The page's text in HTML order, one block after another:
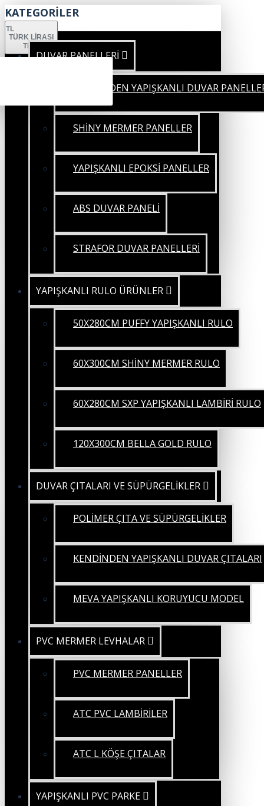
KATEGORİLER
TL
TÜRK LIRASI
TRY
DUVAR PANELLERİ
KENDİNDEN YAPIŞKANLI DUVAR
SHİNY MERMER PANELLER
YAPIŞKANLI EPOKSİ PANELLER
ABS DUVAR PANELİ
STRAFOR DUVAR PANELLERİ
YAPIŞKANLI RULO ÜRÜNLER
50X280CM PUFFY YAPIŞKANLI RULO
60X300CM SHİNY MERMER RULO
60X280CM SXP YAPIŞKANLI LAMBİRİ RULO
120X300CM BELLA GOLD RULO
DUVAR ÇITALARI VE SÜPÜRGELİKLER
POLİMER ÇITA VE SÜPÜRGELİKLER
KENDİNDEN YAPIŞKANLI DUVAR ÇITALARI
MEVA YAPIŞKANLI KORUYUCU MODEL
PVC MERMER LEVHALAR
PVC MERMER PANELLER
ATC PVC LAMBİRİLER
ATC L KÖŞE ÇITALAR
YAPIŞKANLI PVC PARKE